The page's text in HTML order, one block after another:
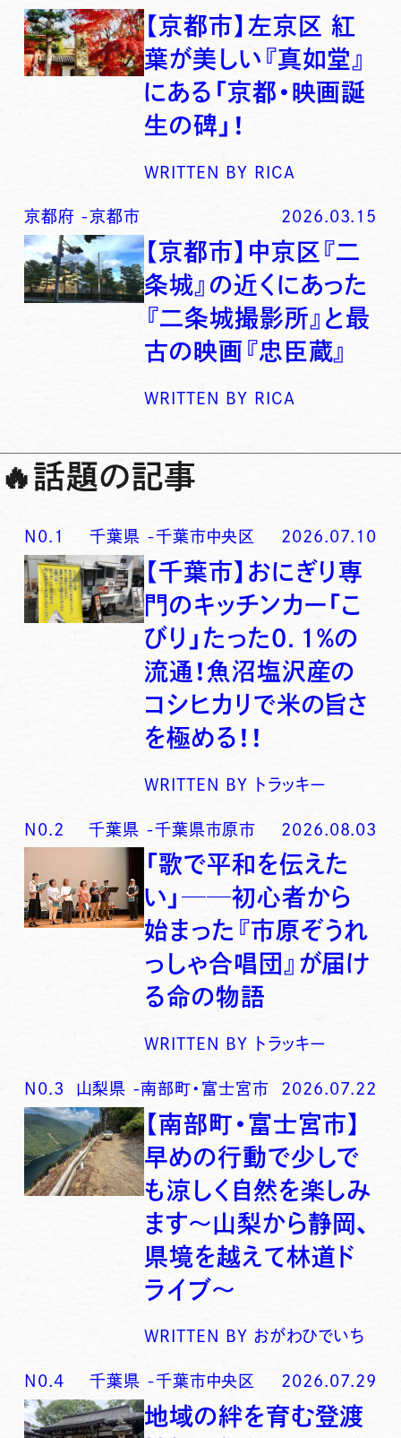
【京都市】左京区 紅
葉が美しい『真如堂』
にある「京都・映画誕
生の碑」！
WRITTEN BY RICA
京都府 -京都市 2026.03.15
【京都市】中京区『二
条城』の近くにあった
『二条城撮影所』と最
古の映画『忠臣蔵』
WRITTEN BY RICA
🔥話題の記事
N0. 1 千葉県 -千葉市中央区 2026.07.10
【千葉市】おにぎり専
門のキッチンカー「こ
びり」たった0．1％の
流通！魚沼塩沢産の
コシヒカリで米の旨さ
を極める！！
WRITTEN BY トラッキー
N0. 2 千葉県 -千葉県市原市 2026.08.03
「歌で平和を伝えた
い」──初心者から
始まった『市原ぞうれ
っしゃ合唱団』が届け
る命の物語
WRITTEN BY トラッキー
N0. 3 山梨県 -南部町・富士宮市 2026.07.22
【南部町・富士宮市】
早めの行動で少しで
も涼しく自然を楽しみ
ます〜山梨から静岡、
県境を越えて林道ド
ライブ〜
WRITTEN BY おがわひでいち
N0. 4 千葉県 -千葉市中央区 2026.07.29
地域の絆を育む登渡